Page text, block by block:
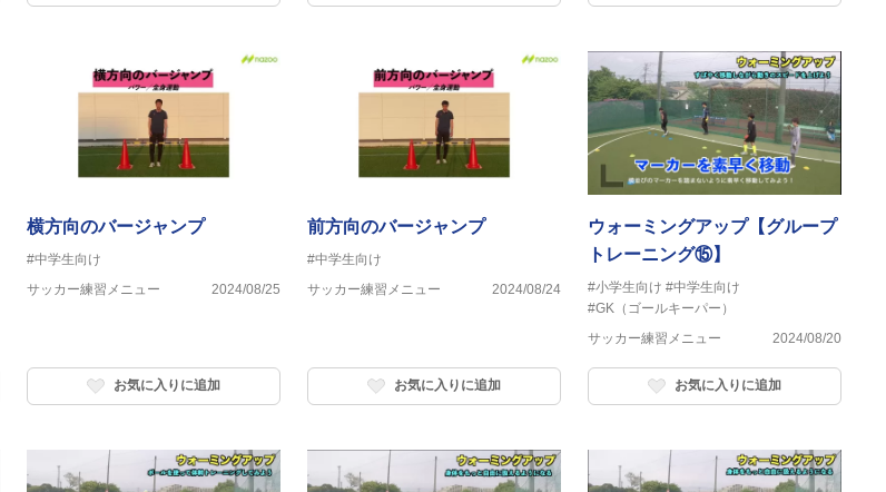
横方向のバージャンプ
#中学生向け
サッカー練習メニュー
2024/08/25
お気に入りに追加
前方向のバージャンプ
#中学生向け
サッカー練習メニュー
2024/08/24
お気に入りに追加
ウォーミングアップ【グループ
トレーニング⑮】
#小学生向け #中学生向け
#GK（ゴールキーパー）
サッカー練習メニュー
2024/08/20
お気に入りに追加